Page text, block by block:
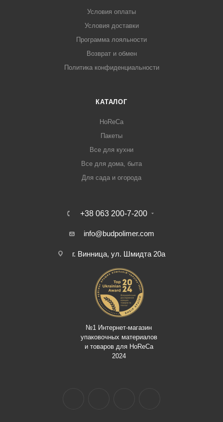
Условия оплаты
Условия доставки
Программа лояльности
Возврат и обмен
Политика конфиденциальности
КАТАЛОГ
HoReCa
Пакеты
Все для кухни
Все для дома, быта
Для сада и огорода
+38 063 200-7-200
info@budpolimer.com
г. Винница, ул. Шмидта 20а
№1 Интернет-магазин
упаковочных материалов
и товаров для HoReCa
2024